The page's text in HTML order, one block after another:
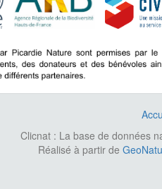
Clicnat : La base de données
Réalisé à partir de